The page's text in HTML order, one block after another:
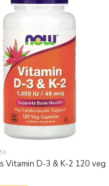
Vitamin D-3 & K-2 120 veg